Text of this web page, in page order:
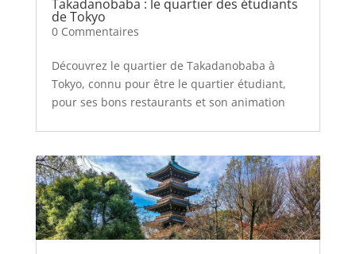
Takadanobaba : le quartier des étudiants
de Tokyo
0 Commentaires
Découvrez le quartier de Takadanobaba à
Tokyo, connu pour être le quartier étudiant,
pour ses bons restaurants et son animation